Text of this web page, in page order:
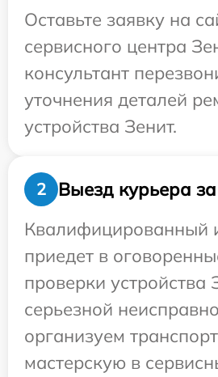
Оставьте заявку на
сервисного центра
консультант
уточнения деталей
устройства Зенит.
2
Выезд курьера
Квалифицированный
приедет в
проверки устройства
серьезной
организуем
мастерскую в